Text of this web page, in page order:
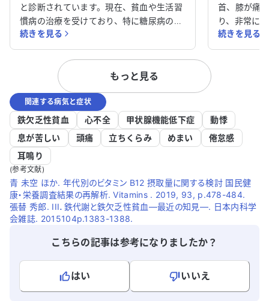
と診断されています。現在、貧血や生活習
慣病の治療を受けており、特に糖尿病の治
療を続けています。皮膚のしびれや痛み、
ほてりが半年以上改善せず、非常に困って
います。アレルギーはありません。 この症
状に対して、どの科を受診すべきか迷って
います。皮膚のしびれや痛みが続く原因を
詳しく知りたいですし、適切な治療法があ
れば教えていただきたいです。どのように
対処すれば良いのか、アドバイスをいただ
けると助かります。
続きを見る
首、膝が痛
り、非常に
診しており
血・生活習
（NSAIDs）
が、痛みが続いて
ように対処
療法があれ
続きを見る
もっと見る
関連する病気と症状
鉄欠乏性貧血 心不全 甲状腺機能低下症
動悸
息が苦しい
頭痛 立ちくらみ めまい
倦怠感
耳鳴り
(参考文献)
青 未空 ほか. 年代別のビタミン B12 摂取量に関する検討 国民健
康・栄養調査結果の再解析. Vitamins . 2019, 93, p.478-484.
張替 秀郎. III．鉄代謝と鉄欠乏性貧血―最近の知見―. 日本内科学
会雑誌. 2015104p.1383-1388.
こちらの記事は参考になりましたか？
はい
いいえ